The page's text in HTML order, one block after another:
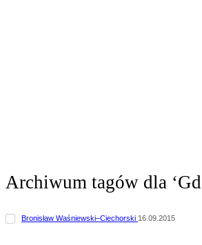
Archiwum tagów dla
Bronisław Waśniewski–Ciechorski 16.09.2015